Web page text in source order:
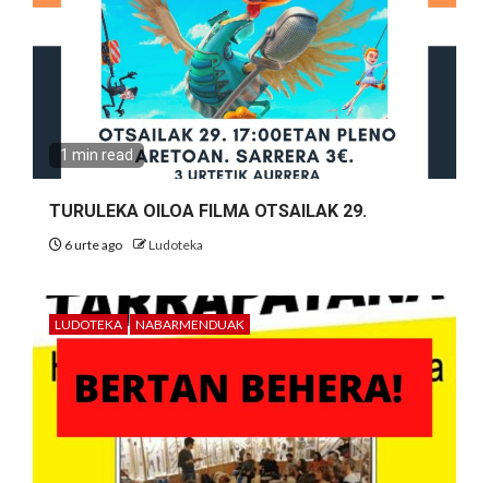
1 min read
TURULEKA OILOA FILMA OTSAILAK 29.
6 urte ago Ludoteka
LUDOTEKA NABARMENDUAK